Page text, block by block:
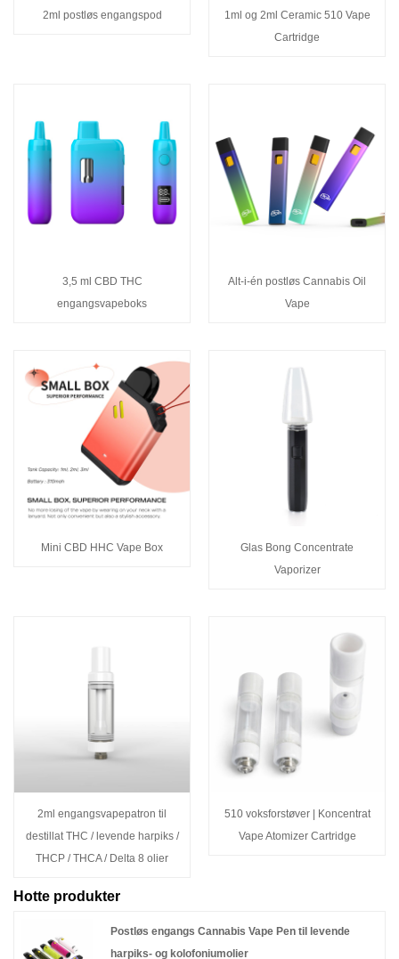
2ml postløs engangspod
1ml og 2ml Ceramic 510 Vape
Cartridge
3,5 ml CBD THC
engangsvapeboks
Alt-i-én postløs Cannabis Oil
Vape
Mini CBD HHC Vape Box
Glas Bong Concentrate
Vaporizer
2ml engangsvapepatron til
destillat THC / levende harpiks /
THCP / THCA / Delta 8 olier
510 voksforstøver | Koncentrat
Vape Atomizer Cartridge
Hotte produkter
Postløs engangs Cannabis Vape Pen til levende
harpiks- og kolofoniumolier